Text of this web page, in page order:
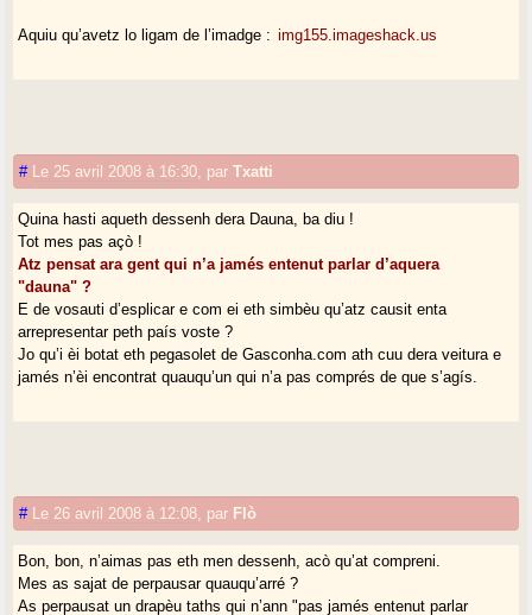
Aquiu qu’avetz lo ligam de l’imadge : img155.imageshack.us
# Le 25 avril 2008 à 16:30 parTxatti
Quina hasti aqueth dessenh dera Dauna, ba diu !
Tot mes pas açò !
Atz pensat ara gent qui n’a jamés entenut parlar d’aquera
"dauna" ?
E de vosauti d’esplicar e com ei eth simbèu qu’atz causit enta
arrepresentar peth país voste ?
Jo qu’i èi botat eth pegasolet de Gasconha.com ath cuu dera veitura e
jamés n’èi encontrat quauqu’un qui n’a pas comprés de que s’agís.
# Le 26 avril 2008 à 12:08 par Flò
Bon, bon, n’aimas pas eth men dessenh, acò qu’at compreni.
Mes as sajat de perpausar quauqu’arré ?
As perpausat un drapèu taths qui n’ann "pas jamés entenut parlar